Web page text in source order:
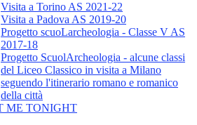
Visita a Torino AS 2021-22
Visita a Padova AS 2019-20
Progetto scuoLarcheologia - Classe V AS
2017-18
Progetto ScuolArcheologia - alcune classi
del Liceo Classico in visita a Milano
seguendo l'itinerario romano e romanico
della città
ME TONIGHT